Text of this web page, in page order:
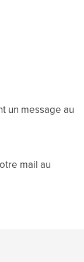
un message au
mail au